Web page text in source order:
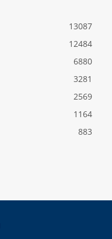
13087
12484
6880
3281
2569
1164
883